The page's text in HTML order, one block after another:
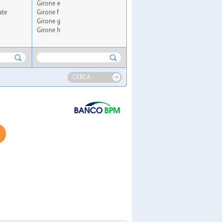
Girone e
Girone f
Girone g
Girone h
CERCA